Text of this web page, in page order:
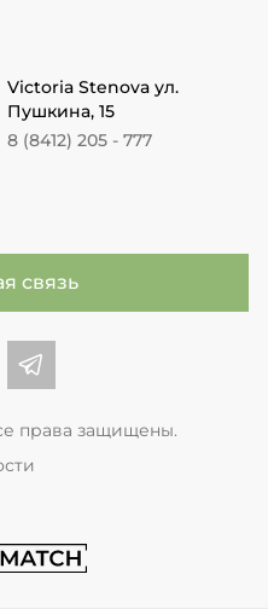
Victoria Stenova ул.
Пушкина, 15
8 (8412) 205 - 777
связь
обоев во Вконтакте
Центр обоев в Телеграме
права защищены.
сайт студии Match